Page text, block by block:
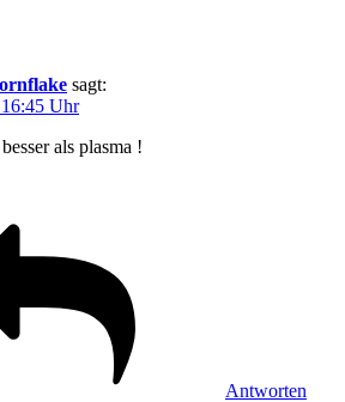
sagt:
Uhr
als plasma !
Antworten